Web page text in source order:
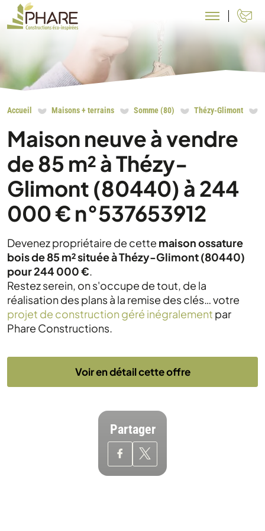
Accueil Maisons + terrains Somme (80) Thézy-Glimont
Maison neuve à vendre
de 85 m² à Thézy-
Glimont (80440) à 244
000 € n°537653912
Devenez propriétaire de cette maison ossature
bois de 85 m² située à Thézy-Glimont (80440)
pour 244 000 €.
Restez serein, on s'occupe de tout, de la
réalisation des plans à la remise des clés… votre
projet de construction géré inégralement par
Phare Constructions.
Voir en détail cette offre
Partager